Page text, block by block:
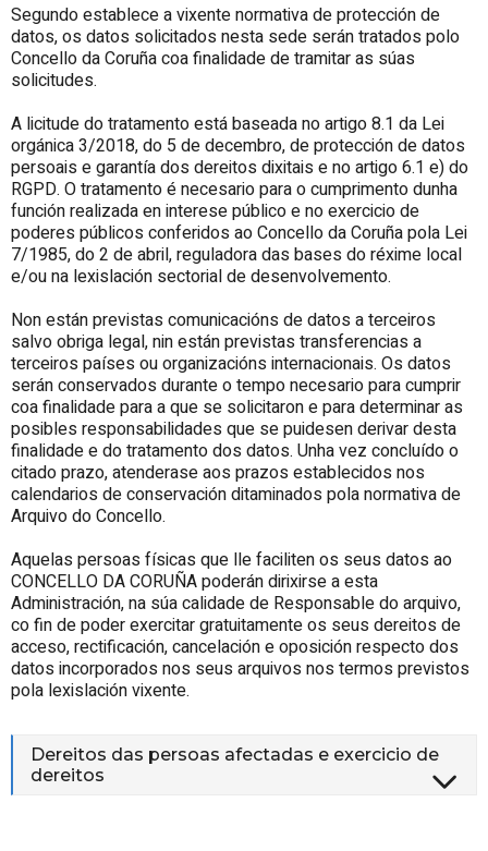
Segundo establece a vixente normativa de protección de
datos, os datos solicitados nesta sede serán tratados polo
Concello da Coruña coa finalidade de tramitar as súas
solicitudes.
A licitude do tratamento está baseada no artigo 8.1 da Lei
orgánica 3/2018, do 5 de decembro, de protección de datos
persoais e garantía dos dereitos dixitais e no artigo 6.1 e) do
RGPD. O tratamento é necesario para o cumprimento dunha
función realizada en interese público e no exercicio de
poderes públicos conferidos ao Concello da Coruña pola Lei
7/1985, do 2 de abril, reguladora das bases do réxime local
e/ou na lexislación sectorial de desenvolvemento.
Non están previstas comunicacións de datos a terceiros
salvo obriga legal, nin están previstas transferencias a
terceiros países ou organizacións internacionais. Os datos
serán conservados durante o tempo necesario para cumprir
coa finalidade para a que se solicitaron e para determinar as
posibles responsabilidades que se puidesen derivar desta
finalidade e do tratamento dos datos. Unha vez concluído o
citado prazo, atenderase aos prazos establecidos nos
calendarios de conservación ditaminados pola normativa de
Arquivo do Concello.
Aquelas persoas físicas que lle faciliten os seus datos ao
CONCELLO DA CORUÑA poderán dirixirse a esta
Administración, na súa calidade de Responsable do arquivo,
co fin de poder exercitar gratuitamente os seus dereitos de
acceso, rectificación, cancelación e oposición respecto dos
datos incorporados nos seus arquivos nos termos previstos
pola lexislación vixente.
Dereitos das persoas afectadas e exercicio de
dereitos